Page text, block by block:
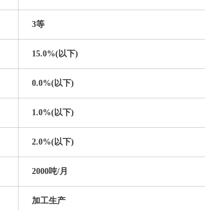
3等
15.0%(以下)
0.0%(以下)
1.0%(以下)
2.0%(以下)
2000吨/月
加工生产